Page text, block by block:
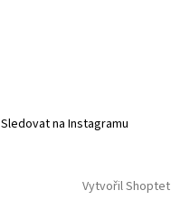
Sledovat na Instagramu
Vytvořil Shoptet